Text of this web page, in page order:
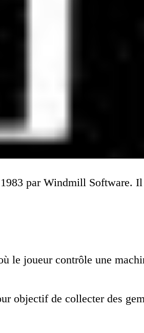
par Windmill Software.
le joueur contrôle une
objectif de collecter des